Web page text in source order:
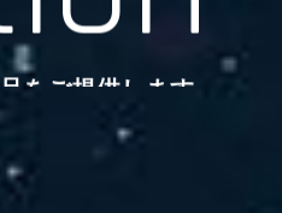
をご提供します